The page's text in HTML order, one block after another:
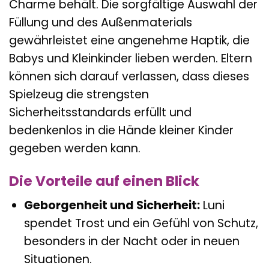
Charme behält. Die sorgfältige Auswahl der
Füllung und des Außenmaterials
gewährleistet eine angenehme Haptik, die
Babys und Kleinkinder lieben werden. Eltern
können sich darauf verlassen, dass dieses
Spielzeug die strengsten
Sicherheitsstandards erfüllt und
bedenkenlos in die Hände kleiner Kinder
gegeben werden kann.
Die Vorteile auf einen Blick
Geborgenheit und Sicherheit:Luni
spendet Trost und ein Gefühl von Schutz,
besonders in der Nacht oder in neuen
Situationen.